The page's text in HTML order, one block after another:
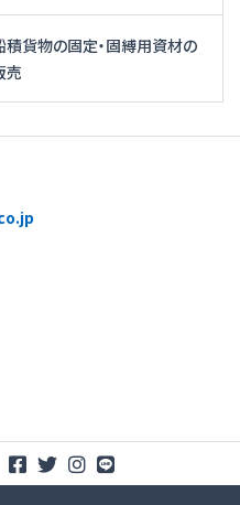
積貨物の固定・固縛用資材の
売